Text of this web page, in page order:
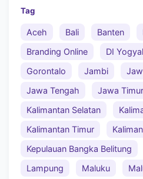
Tag
Aceh Bali Banten
Branding Online
DI
Gorontalo
Jambi
Jawa Tengah
Jawa Timur
Kalimantan Selatan
Kalimantan Timur
Kepulauan Bangka Belitung
Lampung
Maluku